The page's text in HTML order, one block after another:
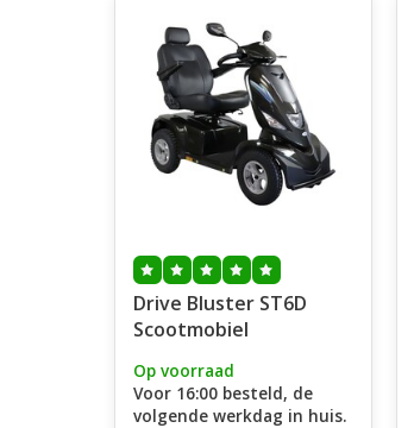
Drive Bluster ST6D
Scootmobiel
Op voorraad
Voor 16:00 besteld, de
volgende werkdag in huis.